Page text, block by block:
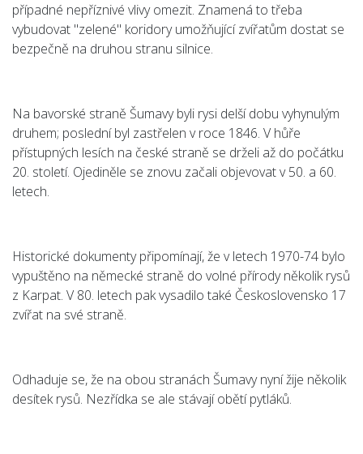
případné nepříznivé vlivy omezit. Znamená to třeba
vybudovat "zelené" koridory umožňující zvířatům dostat se
bezpečně na druhou stranu silnice.
Na bavorské straně Šumavy byli rysi delší dobu vyhynulým
druhem; poslední byl zastřelen v roce 1846. V hůře
přístupných lesích na české straně se drželi až do počátku
20. století. Ojediněle se znovu začali objevovat v 50. a 60.
letech.
Historické dokumenty připomínají, že v letech 1970-74 bylo
vypuštěno na německé straně do volné přírody několik rysů
z Karpat. V 80. letech pak vysadilo také Československo 17
zvířat na své straně.
Odhaduje se, že na obou stranách Šumavy nyní žije několik
desítek rysů. Nezřídka se ale stávají obětí pytláků.